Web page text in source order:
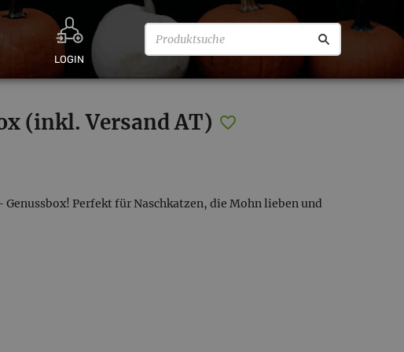
LOGIN
(inkl. Versand AT)
Perfekt für Naschkatzen, die Mohn lieben und